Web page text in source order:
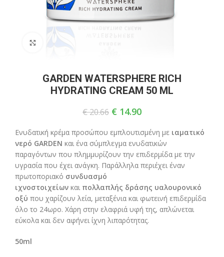
GARDEN WATERSPHERE RICH
HYDRATING CREAM 50 ML
€20.66 € 14.90
Eνυδατική κρέμα προσώπου εμπλουτισμένη με ιαματικό
νερό GARDEN και ένα σύμπλεγμα ενυδατικών
παραγόντων που πλημμυρίζουν την επιδερμίδα με την
υγρασία που έχει ανάγκη. Παράλληλα περιέχει έναν
πρωτοποριακό συνδυασμό
ιχνοστοιχείων και πολλαπλής δράσης υαλουρονικό
οξύ που χαρίζουν λεία, μεταξένια και φωτεινή επιδερμίδα
όλο το 24ωρο. Χάρη στην ελαφριά υφή της, απλώνεται
εύκολα και δεν αφήνει ίχνη λιπαρότητας.
50ml